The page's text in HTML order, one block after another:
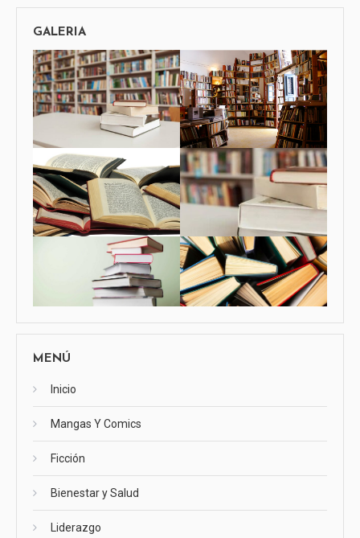
GALERIA
MENÚ
Inicio
Mangas Y Comics
Ficción
Bienestar y Salud
Liderazgo